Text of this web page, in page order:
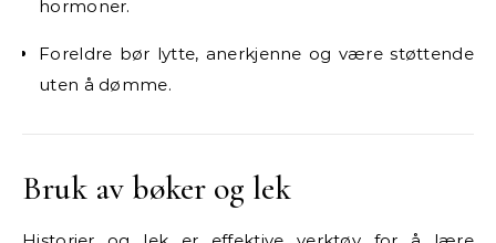
hormoner.
Foreldre bør lytte, anerkjenne og være støttende
uten å dømme.
Bruk av bøker og lek